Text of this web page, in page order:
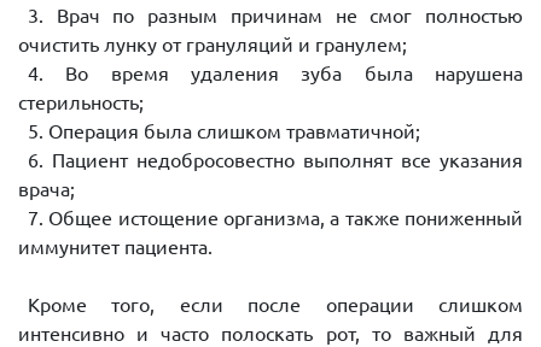
3. Врач по разным причинам не смог полностью
очистить лунку от грануляций и гранулем;
4. Во время удаления зуба была нарушена
стерильность;
5. Операция была слишком травматичной;
6. Пациент недобросовестно выполнят все указания
врача;
7. Общее истощение организма, а также пониженный
иммунитет пациента.
Кроме того, если после операции слишком
интенсивно и часто полоскать рот, то важный для